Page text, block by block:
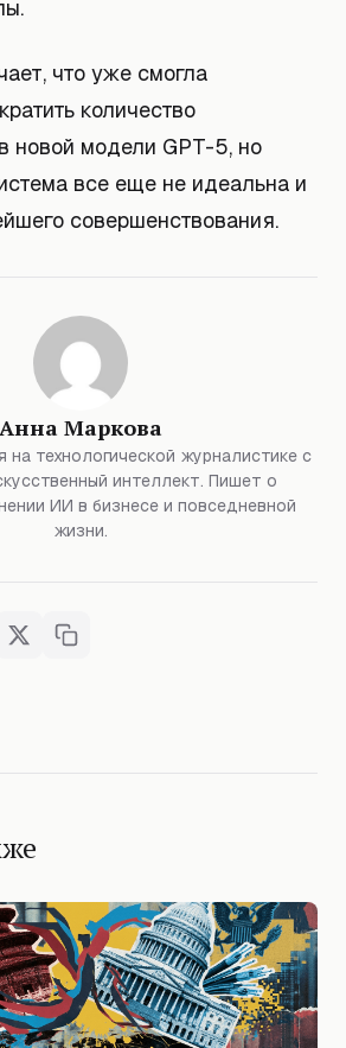
что уже смогла
количество
новой модели GPT-5, но
все еще не идеальна и
совершенствования.
Анна Маркова
на технологической журналистике с
интеллект. Пишет о
ИИ в бизнесе и повседневной
жизни.